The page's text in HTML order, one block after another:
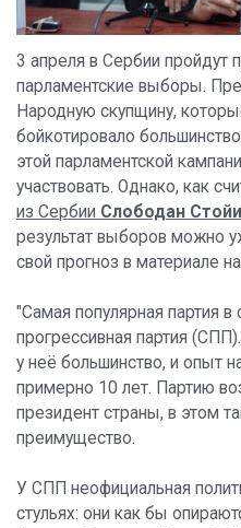
3 апреля в Сербии пройдут
парламентские выборы.
Народную скупщину,
бойкотировало
этой парламентской
участвовать. Однако, как
из Сербии Слободан
результат выборов можно
свой прогноз в материале
"Самая популярная партия
прогрессивная партия
у неё большинство, и опыт
примерно 10 лет. Партию
президент страны, в этом
преимущество.
У СПП неофициальная
стульях: они как бы